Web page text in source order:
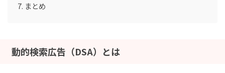
まとめ
動的検索広告（DSA）とは